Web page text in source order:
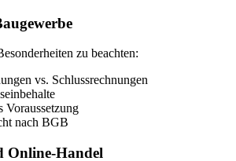
zu beachten:
vs. Schlussrechnungen
Voraussetzung
nach BGB
Online-Handel